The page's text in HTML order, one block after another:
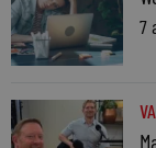
7